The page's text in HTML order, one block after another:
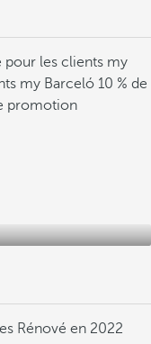
pour les clients my
my Barceló 10 % de
promotion
Rénové en 2022